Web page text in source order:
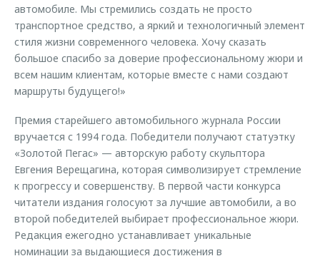
автомобиле. Мы стремились создать не просто
транспортное средство, а яркий и технологичный элемент
стиля жизни современного человека. Хочу сказать
большое спасибо за доверие профессиональному жюри и
всем нашим клиентам, которые вместе с нами создают
маршруты будущего!»
Премия старейшего автомобильного журнала России
вручается с 1994 года. Победители получают статуэтку
«Золотой Пегас» — авторскую работу скульптора
Евгения Верещагина, которая символизирует стремление
к прогрессу и совершенству. В первой части конкурса
читатели издания голосуют за лучшие автомобили, а во
второй победителей выбирает профессиональное жюри.
Редакция ежегодно устанавливает уникальные
номинации за выдающиеся достижения в